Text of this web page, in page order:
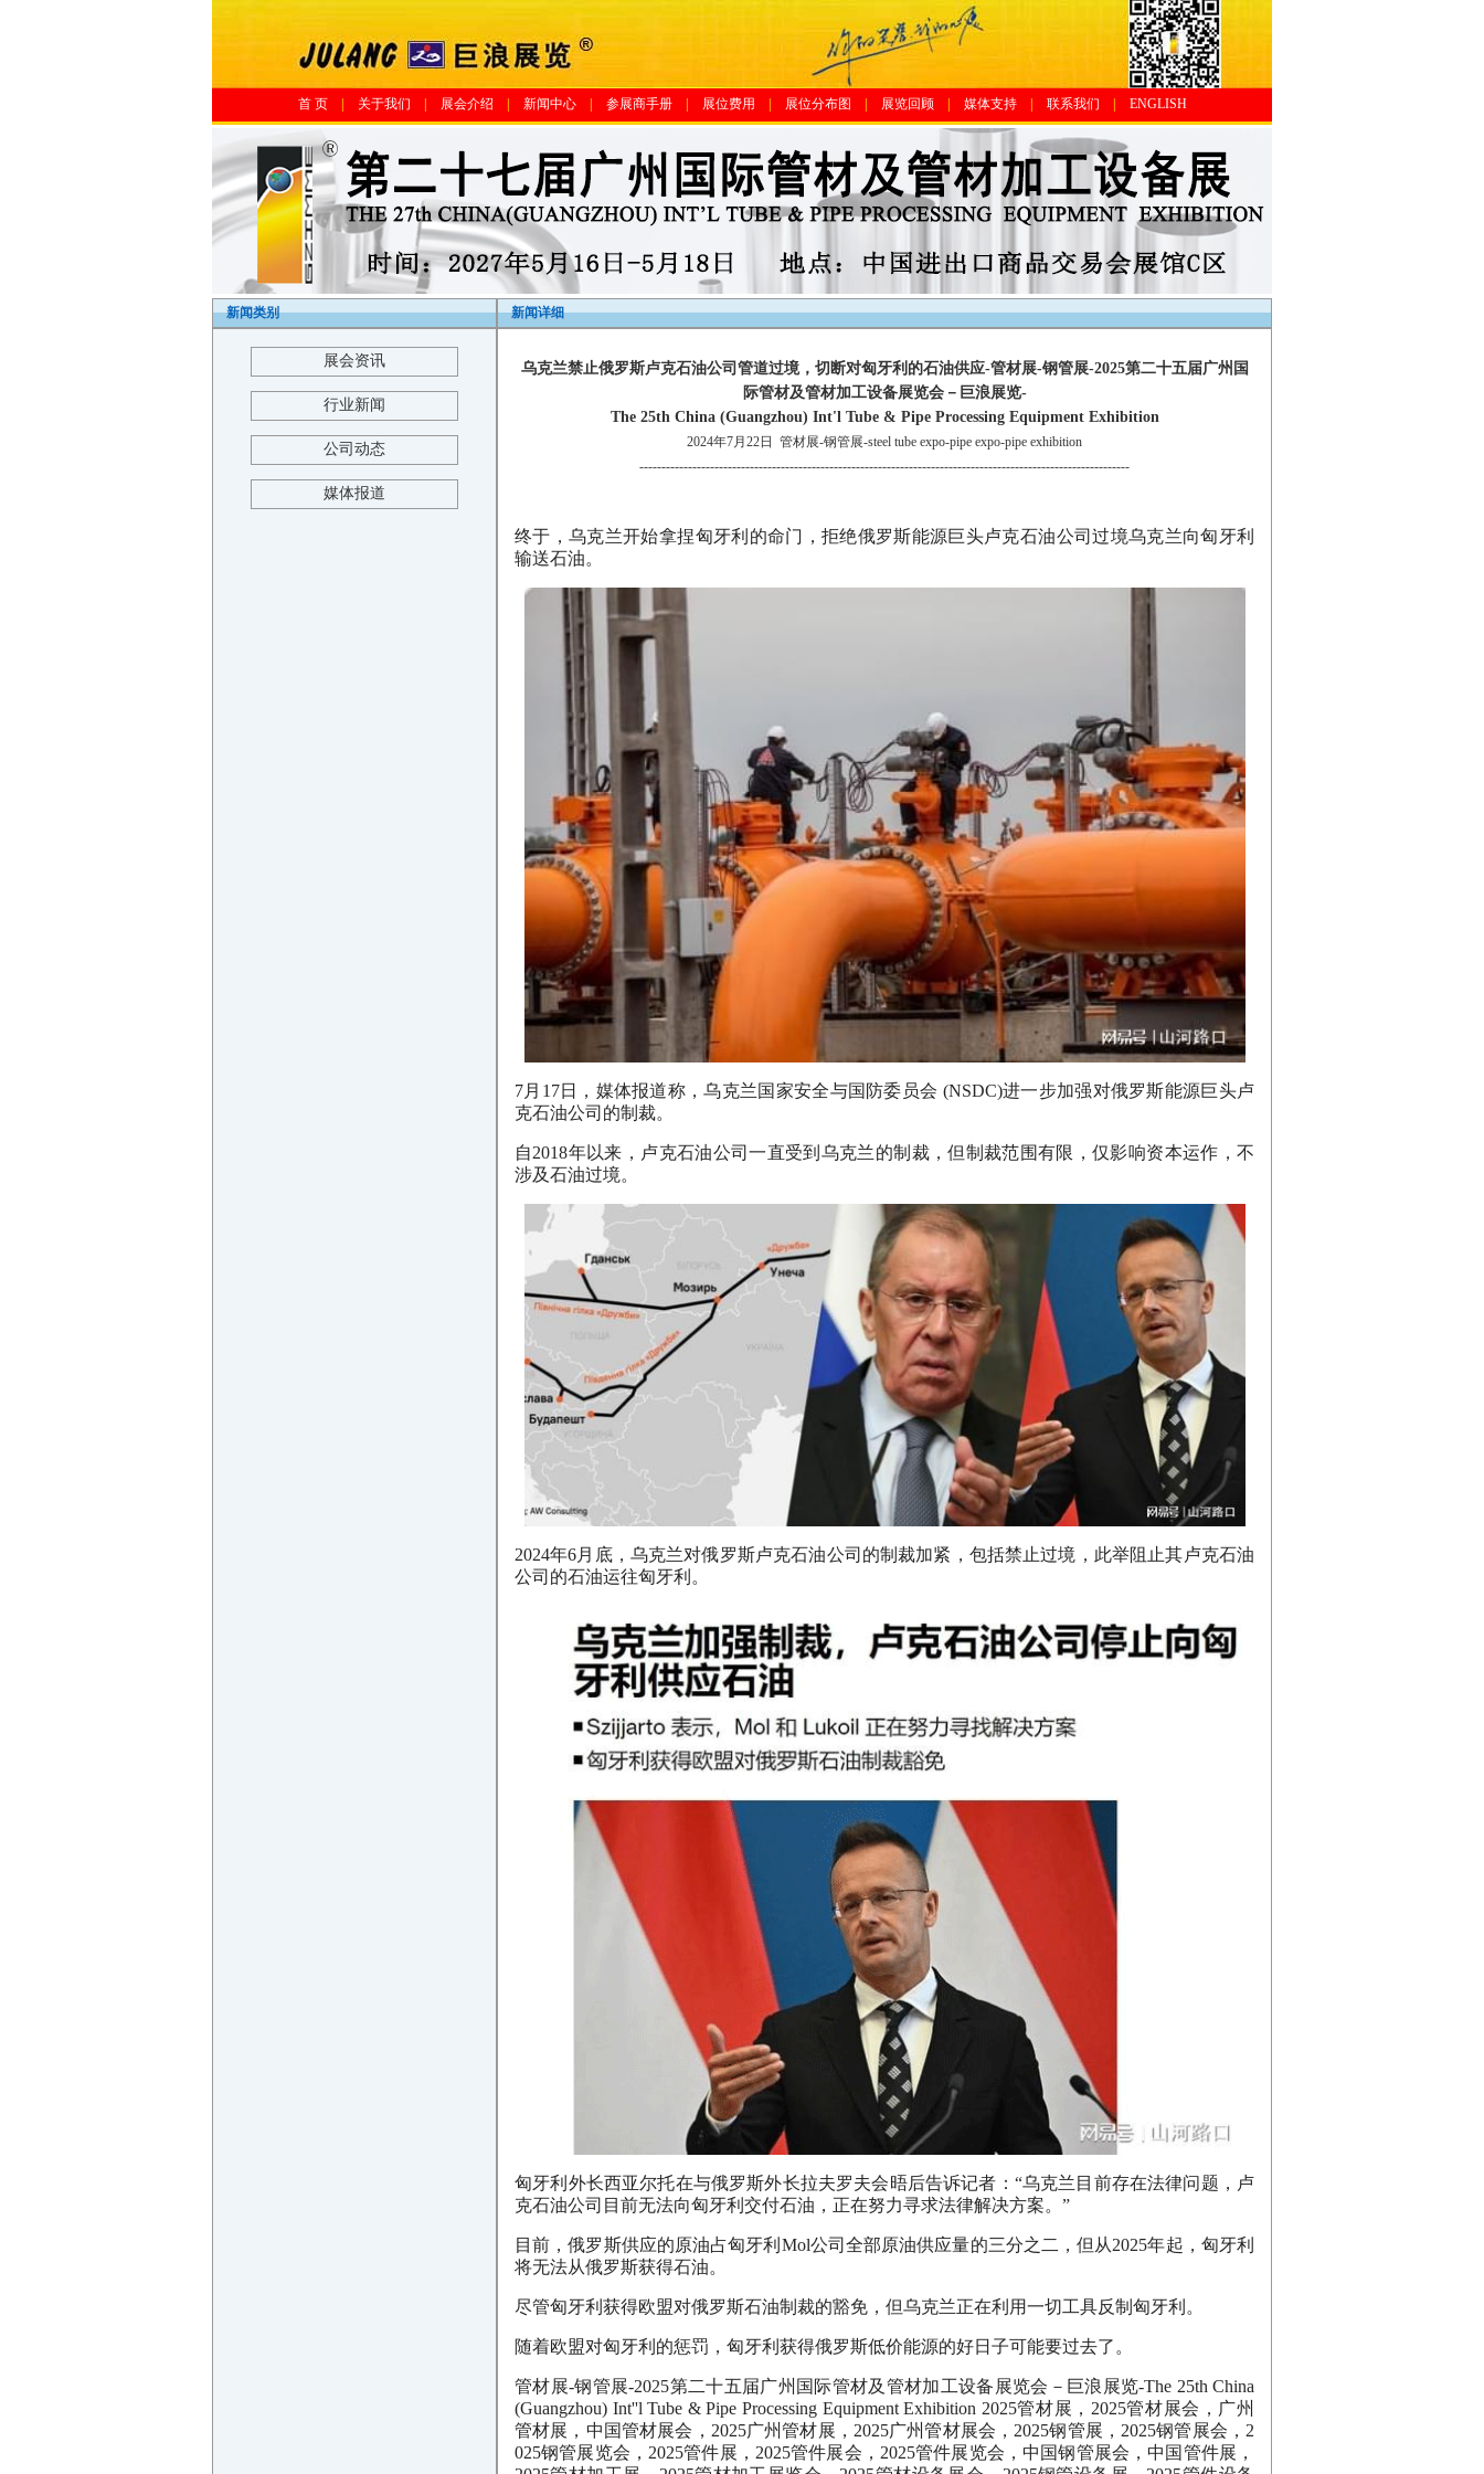
首 页 关于我们 展会介绍 新闻中心 参展商手册| 展位费用 展位分布图 展览回顾 媒体支持| 联系我们 ENGLISH
新闻类别
展会资讯
行业新闻
公司动态
媒体报道
新闻详细
乌克兰禁止俄罗斯卢克石油公司管道过境，切断对匈牙利的石油供应-管材展-钢管展-2025第二十五届广州国
际管材及管材加工设备展览会－巨浪展览-
The 25th China (Guangzhou) Int'l Tube & Pipe Processing Equipment Exhibition
2024年7月22日
管材展-钢管展-steel tube expo-pipe expo-pipe exhibition
---------------------------------------------------------------------------------------------------------------
终于，乌克兰开始拿捏匈牙利的命门，拒绝俄罗斯能源巨头卢克石油公司过境乌克兰向匈牙利
输送石油。
7月17日，媒体报道称，乌克兰国家安全与国防委员会 (NSDC)进一步加强对俄罗斯能源巨头卢
克石油公司的制裁。
自2018年以来，卢克石油公司一直受到乌克兰的制裁，但制裁范围有限，仅影响资本运作，不
涉及石油过境。
2024年6月底，乌克兰对俄罗斯卢克石油公司的制裁加紧，包括禁止过境，此举阻止其卢克石油
公司的石油运往匈牙利。
匈牙利外长西亚尔托在与俄罗斯外长拉夫罗夫会晤后告诉记者：“乌克兰目前存在法律问题，卢
克石油公司目前无法向匈牙利交付石油，正在努力寻求法律解决方案。”
目前，俄罗斯供应的原油占匈牙利Mol公司全部原油供应量的三分之二，但从2025年起，匈牙利
将无法从俄罗斯获得石油。
尽管匈牙利获得欧盟对俄罗斯石油制裁的豁免，但乌克兰正在利用一切工具反制匈牙利。
随着欧盟对匈牙利的惩罚，匈牙利获得俄罗斯低价能源的好日子可能要过去了。
管材展-钢管展-2025第二十五届广州国际管材及管材加工设备展览会 －巨浪展览-The 25th China
(Guangzhou) Int''l Tube & Pipe Processing Equipment Exhibition 2025管材展， 2025管材展会，广州
管材展，中国管材展会， 2025广州管材展， 2025广州管材展会， 2025钢管展， 2025钢管展会， 2
025钢管展览会， 2025管件展， 2025管件展会， 2025管件展览会，中国钢管展会，中国管件展，